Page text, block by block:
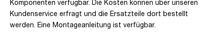
Komponenten verfügbar. Die Kosten können über unseren
Kundenservice erfragt und die Ersatzteile dort bestellt
werden. Eine Montageanleitung ist verfügbar.